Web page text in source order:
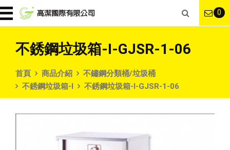
0
不銹鋼垃圾箱-I-GJSR-1-06
首頁 商品介紹
不鏽鋼分類桶/垃圾桶
不銹鋼垃圾箱-I
不銹鋼垃圾箱-I-GJSR-1-06